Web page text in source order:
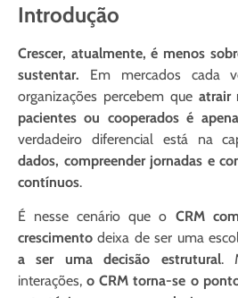
Introdução
Crescer, atualmente, é menos
sustentar. Em mercados cada
organizações percebem que atrair
pacientes ou cooperados é
verdadeiro diferencial está na
dados, compreender jornadas e
contínuos.
É nesse cenário que o CRM
crescimento deixa de ser uma
a ser uma decisão estrutural.
interações,o CRM torna-se o